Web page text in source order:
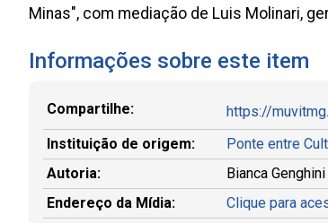
Minas", com mediação de Luis Molinari,
Informações sobre este item
Compartilhe: https://
Instituição de origem:
Ponte entre
Autoria:
Bianca
Endereço da Mídia:
Clique para